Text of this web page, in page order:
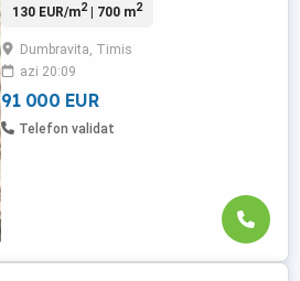
Simfoniei-Creanga, 130E mp
130 EUR/m2| 700 m2
Dumbravita, Timis
azi 20:09
91 000 EUR
Telefon validat